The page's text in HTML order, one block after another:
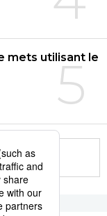
5
mets utilisant le